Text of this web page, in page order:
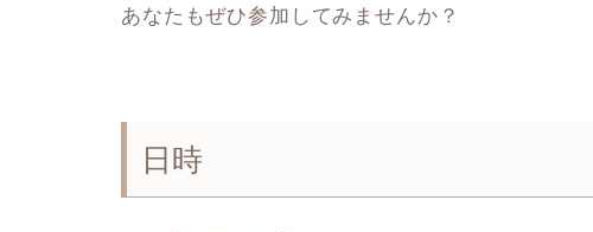
あなたもぜひ参加してみませんか？
日時